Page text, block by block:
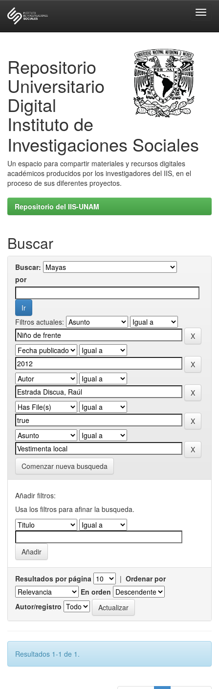
Repositorio
Universitario
Digital
Instituto de
Investigaciones Sociales
Un espacio para compartir materiales y recursos digitales
académicos producidos por los investigadores del IIS, en el
proceso de sus diferentes proyectos.
Repositorio del IIS-UNAM
Buscar
Buscar:
por
Filtros actuales:
Comenzar nueva busqueda
Añadir filtros:
Usa los filtros para afinar la busqueda.
Resultados por página | Ordenar por
En orden
Autor/registro
Resultados 1-1 de 1.